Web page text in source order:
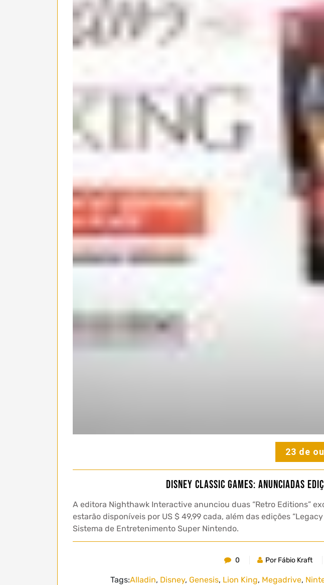
23 de
Disney Classic Games: Anunciadas
A editora Nighthawk Interactive anunciou duas “Retro Editions”
estarão disponíveis por US $ 49,99 cada, além das edições
Sistema de Entretenimento Super Nintendo.
0 Por Fábio Kraft
Tags:Alladin, Disney, Genesis, Lion King, Megadrive,